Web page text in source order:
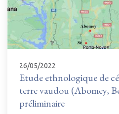
26/05/2022
Etude ethnologique de
terre vaudou (Abomey,
préliminaire